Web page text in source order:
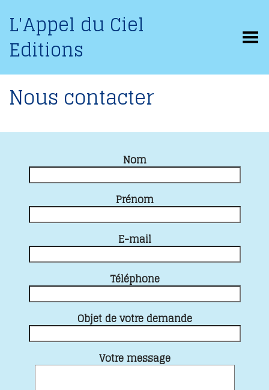
L'Appel du Ciel
Editions Basculer le menu
Nous contacter
Nom
Prénom
E-mail
Téléphone
Objet de votre demande
Votre message